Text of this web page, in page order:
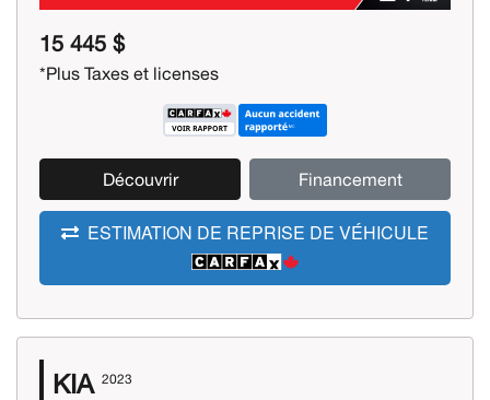
15 445 $
*Plus Taxes et licenses
Découvrir Financement
ESTIMATION DE REPRISE DE VÉHICULE
KIA 2023